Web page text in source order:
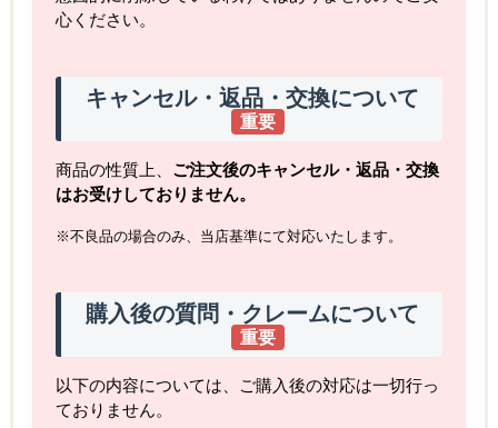
心ください。
キャンセル・返品・交換について
重要
商品の性質上、 ご注文後のキャンセル・返品・交換
はお受けしておりません。
※不良品の場合のみ、当店基準にて対応いたします。
購入後の質問・クレームについて
重要
以下の内容については、ご購入後の対応は一切行っ
ておりません。